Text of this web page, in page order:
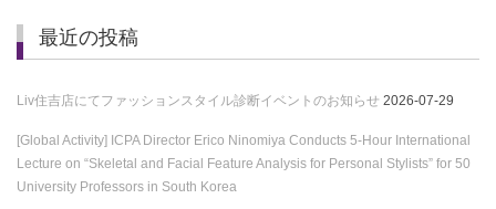
最近の投稿
Liv住吉店にてファッションスタイル診断イベントのお知らせ 2026-07-29
[Global Activity] ICPA Director Erico Ninomiya Conducts 5-Hour International
Lecture on “Skeletal and Facial Feature Analysis for Personal Stylists” for 50
University Professors in South Korea